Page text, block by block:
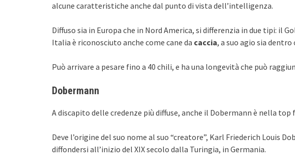
alcune caratteristiche anche dal punto di vista dell’intelligenza.
Diffuso sia in Europa che in Nord America, si differenzia in due tipi: il
Italia è riconosciuto anche come cane da caccia, a suo agio sia dentro
Può arrivare a pesare fino a 40 chili, e ha una longevità che può
Dobermann
A discapito delle credenze più diffuse, anche il Dobermann è nella top
Deve l’origine del suo nome al suo “creatore”, Karl Friederich Louis
diffondersi all’inizio del XIX secolo dalla Turingia, in Germania.